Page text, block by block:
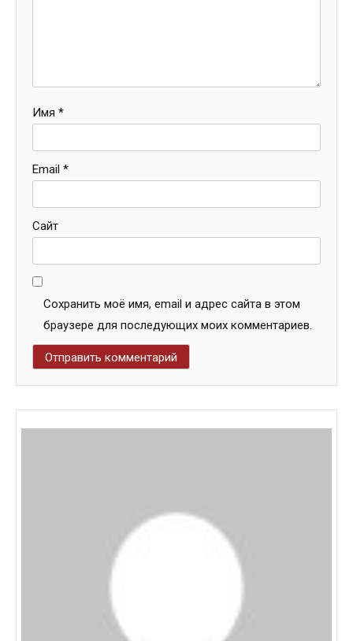
Имя *
Email *
Сайт
Сохранить моё имя, email и адрес сайта в этом
браузере для последующих моих комментариев.